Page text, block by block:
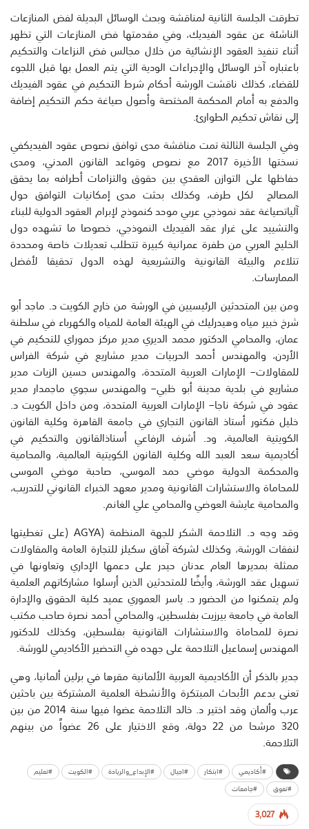
تطرقت الجلسة الثانيةلمناقشة وبحث الوسائل البديلةلفض المنازعات
الناشئة عن عقود الفيديك، وفي مقدمتها فض المنازعات التي تظهر
أثناء تنفيذ العقود الإنشائية من خلال مجالس فض النزاعات والتحكيم
باعتبارهآخر الوسائل والإجراءات الودية التي يتم العمل بها قبل اللجوء
للقضاء، كذلك ناقشت الورشة أحكام شرط التحكيمفي عقود الفيديك
والدفع به أمام المحكمة المختصة وأصول صياغة حكم التحكيم إضافة
إلىنقاشتحكيمالطوارئ.
وفي الجلسة الثالثةتمت مناقشة مدىتوافقنصوص عقود الفيديكفي
نسختها الأخيرة 2017 مع نصوص وقواعد القانون المدني، ومدى
حفاظها على التوازن العقدي بين حقوق والتزامات أطرافه بما يحقق
المصالح
لكل طرف، وكذلك بحثت مدى إمكانيات التوافق حول
آلياتصياغةعقدنموذجي عربيموحدكنموذجلإبرام العقودالدوليةللبناء
والتشييد على غرار عقد الفيديك النموذجي، خصوصا ما تشهده دول
الخليج العربي من طفرة عمرانية كبيرة تتطلبتعديلات خاصة ومحددة
تتلاءم والبيئة القانونية والتشريعية لهذه الدول تحقيقا لأفضل
الممارسات.
ومن بين المتحدثين الرئيسيينفي الورشة من خارج الكويتد. ماجدأبو
شرخخبير مياهوهيدرليك فيالهيئةالعامةللمياهوالكهرباءفيسلطنة
عمان، والمحامي الدكتور محمد الديري مدير مركز حموراي للتحكيم في
الأردن، والمهندس أحمد الحربيات مدير مشاريع في شركة الفراس
للمقاولات– الإمارات العربية المتحدة، والمهندس حسين الزيات مدير
مشاريع في بلدية مدينة أبو ظبي– والمهندس سجوي ماجمدار مدير
عقود في شركة ناجا– الإمارات العربية المتحدة، ومن داخل الكويت د.
خليل فكتور أستاذ القانون التجاري في جامعة القاهرة وكلية القانون
الكويتية العالمية، ود. أشرف الرفاعي أستاذالقانون والتحكيم في
أكاديمية سعد العبد الله وكلية القانون الكويتية العالمية، والمحامية
والمحكمة الدولية موضي حمد الموسى، صاحبة موضي الموسى
للمحاماة والاستشارات القانونية ومدير معهد الخبراء القانونيللتدريب،
والمحاميةعايشةالعوضيوالمحاميعليالغانم.
وقد وجه د. التلاحمة الشكر للجهة المنظمة (
AGYA
(على تغطيتها
لنفقات الورشة، وكذلك لشركةآفاق سكيلز للتجارة العامة والمقاولات
ممثلة بمديرها العام عدنان حيدر على دعمها الإداري وتعاونها في
تسهيل عقد الورشة، وأيضًا للمتحدثين الذينأرسلوا مشاركاتهم العلمية
ولم يتمكنوا من الحضور د. ياسر العموري عميد كلية الحقوق والإدارة
العامةفيجامعةبيرزيتبفلسطين، والمحاميأحمدنصرةصاحبمكتب
نصرة للمحاماة والاستشارات القانونية بفلسطين، وكذلك للدكتور
المهندسإسماعيلالتلاحمةعلىجهدهفيالتحضير الأكاديميللورشة.
جدير بالذكر أن الأكاديمية العربية الألمانية مقرها في برلينألمانيا، وهي
تعنى بدعم الأبحاث المبتكرة والأنشطة العلمية المشتركة بين باحثين
عرب وألمان وقد اختير د. خالد التلاحمة عضوا فيها سنة من بين
320 مرشحا من22 دولة، وقع الاختيار على عضواً من بينهم
التلاحمة.
#أكاديمي #ابتكار #اجيال #الإبداع_والريادة #الكويت
#تعليم
#تفوق
#جامعات
3,027